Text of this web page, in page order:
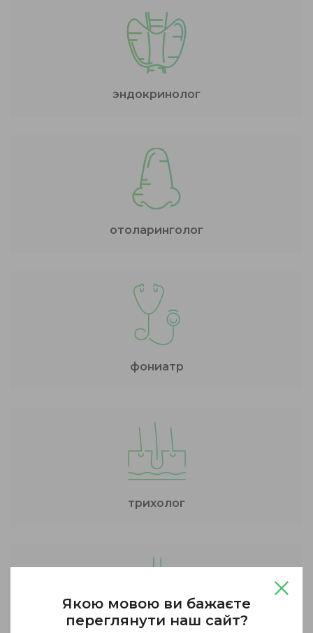
эндокринолог
отоларинголог
фониатр
трихолог
Якою мовою ви бажаєте
переглянути наш сайт?